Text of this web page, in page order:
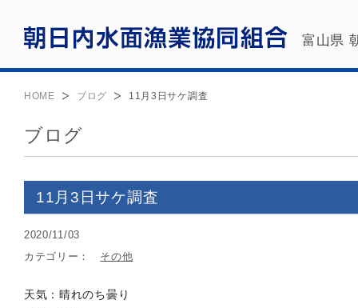
富山県
HOME ブログ 11月3日サケ調査
ブログ
11月3日サケ調査
2020/11/03
カテゴリー：
その他
天気：晴れのち曇り